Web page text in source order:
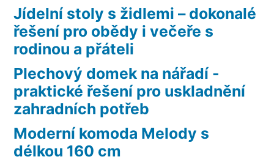
Jídelní stoly s židlemi – dokonalé
řešení pro obědy i večeře s
rodinou a přáteli
Plechový domek na nářadí -
praktické řešení pro uskladnění
zahradních potřeb
Moderní komoda Melody s
délkou 160 cm